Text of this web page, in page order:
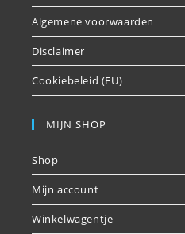
Algemene voorwaarden
Disclaimer
Cookiebeleid (EU)
MIJN SHOP
Shop
Mijn account
Winkelwagentje